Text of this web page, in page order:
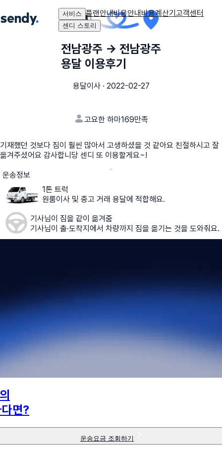
서비스 플랜안내비용안내비용계산기고객센터
센디 스토리
전남광주 → 전남광주
용달 이용후기
용달이사· 2022-02-27
고요한 하마169만족
기재했던 것보다 짐이 훨씬 많아서 고생하셨을 것 같아요 친절하시고 잘
옮겨주셨어요 감사합니당 센디 또 이용할게요~!
운송정보
1톤 트럭
원룸이사 및 중고 거래 용달에 적합해요.
기사님이 짐을 같이 옮겨줌
기사님이 출·도착지에서 차량까지 짐을 옮기는 것을 도와줘요.
면?
운송요금 조회하기